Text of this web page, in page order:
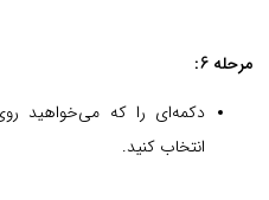
مرحله 6:
دکمه‌ای را که می‌خواهید
انتخاب کنید.